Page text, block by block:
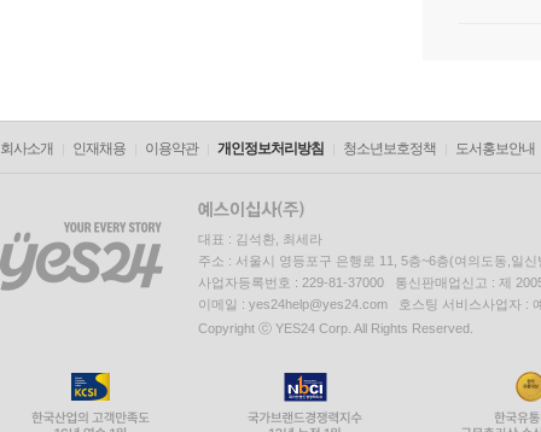
회사소개 인재채용 이용약관 개인정보처리방침 청소년보호정책 도서홍보안내
대표 : 김석환, 최세라
주소 : 서울시 영등포구 은행로 11, 5층~6층(여의도동,일신
사업자등록번호 : 229-81-37000 통신판매업신고 : 제
이메일 : yes24help@yes24.com 호스팅 서비스사업자 :
Copyright ⓒ YES24 Corp. All Rights Reserved.